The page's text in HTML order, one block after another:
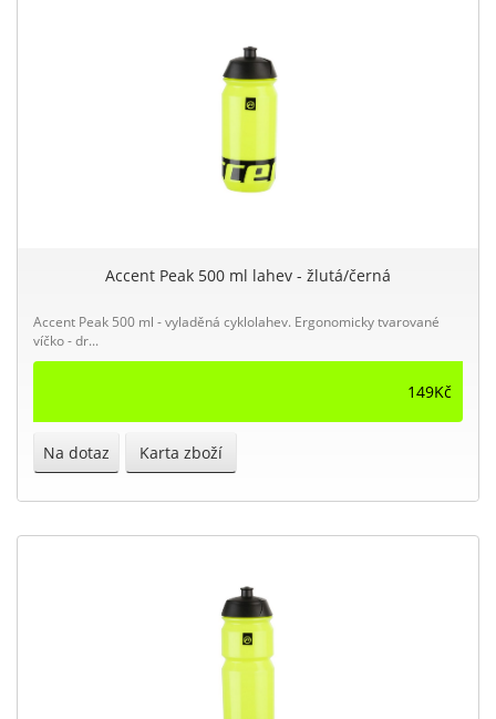
Accent Peak 500 ml lahev - žlutá/černá
Accent Peak 500 ml - vyladěná cyklolahev. Ergonomicky tvarované
víčko - dr...
149Kč
Na dotaz Karta zboží